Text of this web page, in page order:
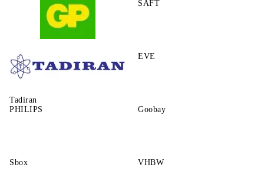
SAFT
Tadiran
EVE
PHILIPS Goobay
Sbox VHBW